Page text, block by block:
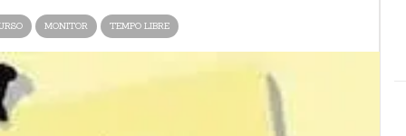
MONITOR TEMPO LIBRE